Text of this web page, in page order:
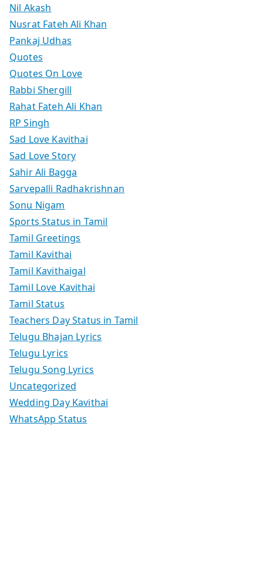
Nil Akash
Nusrat Fateh Ali Khan
Pankaj Udhas
Quotes
Quotes On Love
Rabbi Shergill
Rahat Fateh Ali Khan
RP Singh
Sad Love Kavithai
Sad Love Story
Sahir Ali Bagga
Sarvepalli Radhakrishnan
Sonu Nigam
Sports Status in Tamil
Tamil Greetings
Tamil Kavithai
Tamil Kavithaigal
Tamil Love Kavithai
Tamil Status
Teachers Day Status in Tamil
Telugu Bhajan Lyrics
Telugu Lyrics
Telugu Song Lyrics
Uncategorized
Wedding Day Kavithai
WhatsApp Status